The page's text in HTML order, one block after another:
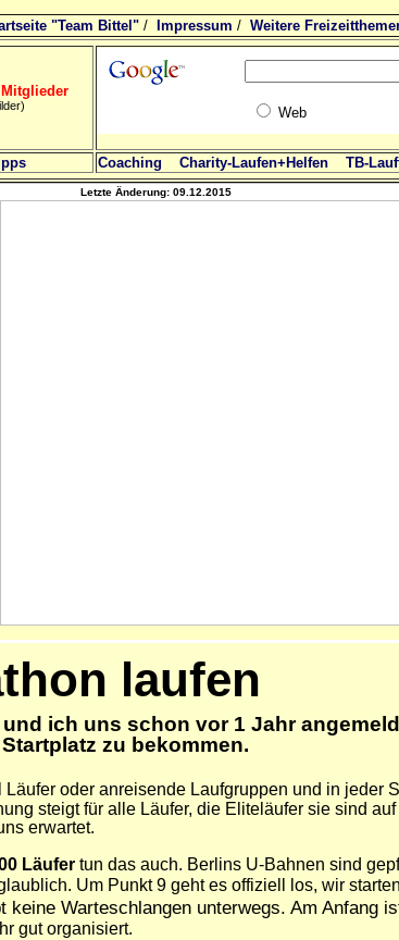
"Team Bittel"/ Impressum / Weitere
Web
Coaching Charity-Laufen+Helfen TB-
Letzte Änderung: 09.12.2015
laufen
ich uns schon vor 1 Jahr
zu bekommen.
Läufer oder anreisende Laufgruppen und in jeder
steigt für alle Läufer, die Eliteläufer sie sind
erwartet.
Läufer tun das auch. Berlins U-Bahnen sind
Um Punkt 9 geht es offiziell los, wir
keine Warteschlangen unterwegs. Am Anfang
gut organisiert.